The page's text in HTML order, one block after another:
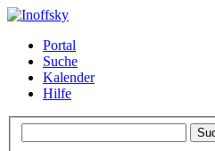
Portal
Suche
Kalender
Hilfe